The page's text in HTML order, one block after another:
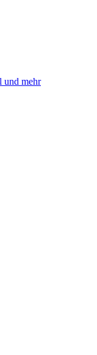
und mehr